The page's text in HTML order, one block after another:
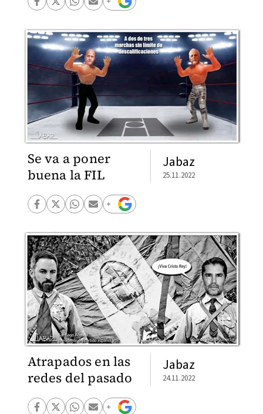
Se va a poner
buena la FIL
Jabaz
25.11.2022
Atrapados en las
redes del pasado
Jabaz
24.11.2022